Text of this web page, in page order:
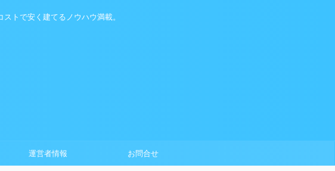
トで安く建てるノウハウ満載。
運営者情報 お問合せ